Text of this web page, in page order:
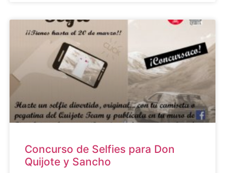
Concurso de Selfies para Don
Quijote y Sancho